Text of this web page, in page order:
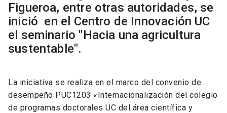
Figueroa, entre otras autoridades, se
inició en el Centro de Innovación UC
el seminario "Hacia una agricultura
sustentable".
La iniciativa se realiza en el marco del convenio de
desempeño PUC1203 «Internacionalización del colegio
de programas doctorales UC del área científica y